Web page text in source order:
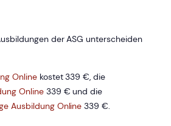
der ASG unterscheiden
Onlinekostet 339 €, die
Online339 € und die
Ausbildung Online 339 €.